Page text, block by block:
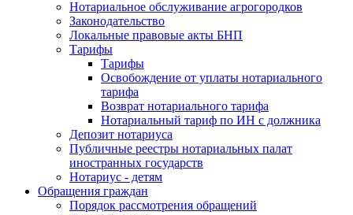
Нотариальное обслуживание агрогородков
Законодательство
Локальные правовые акты БНП
Тарифы
Тарифы
Освобождение от уплаты нотариального
тарифа
Возврат нотариального тарифа
Нотариальный тариф по ИН с должника
Депозит нотариуса
Публичные реестры нотариальных палат
иностранных государств
Нотариус - детям
Обращения граждан
Порядок рассмотрения обращений